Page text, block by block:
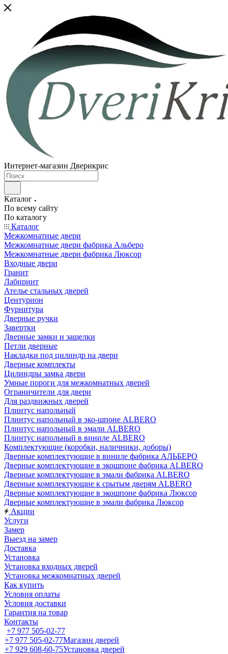
Интернет-магазин Дверикрис
Каталог
По всему сайту
По каталогу
Каталог
Межкомнатные двери
Межкомнатные двери фабрика Альберо
Межкомнатные двери фабрика Люксор
Входные двери
Гранит
Лабиринт
Ателье стальных дверей
Центурион
Фурнитура
Дверные ручки
Завертки
Дверные замки и защелки
Петли дверные
Накладки под цилиндр на двери
Дверные комплекты
Цилиндры замка двери
Умные пороги для межкомнатных дверей
Ограничители для двери
Для раздвижных дверей
Плинтус напольный
Плинтус напольный в эко-шпоне ALBERO
Плинтус напольный в эмали ALBERO
Плинтус напольный в виниле ALBERO
Комплектующие (коробки, наличники, доборы)
Дверные комплектующие в виниле фабрика АЛЬБЕРО
Дверные комплектующие в экошпоне фабрика ALBERO
Дверные комплектующие в эмали фабрика ALBERO
Дверные комплектующие к срытым дверям ALBERO
Дверные комплектующие в экошпоне фабрика Люксор
Дверные комплектующие в эмали фабрика Люксор
Акции
Услуги
Замер
Выезд на замер
Доставка
Установка
Установка входных дверей
Установка межкомнатных дверей
Как купить
Условия оплаты
Условия доставки
Гарантия на товар
Контакты
+7 977 505-02-77
+7 977 505-02-77Магазин дверей
+7 929 608-60-75Установка дверей